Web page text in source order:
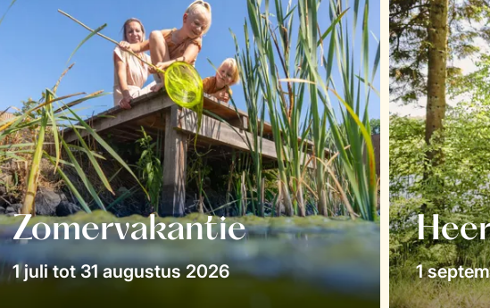
Zomervakantie
1 juli tot 31 augustus 2026 1